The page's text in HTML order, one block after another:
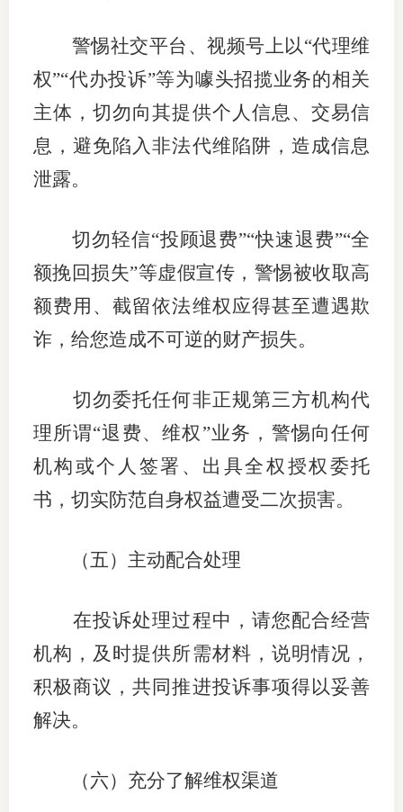
警惕社交平台、视频号上以“代理维
权”“代办投诉”等为噱头招揽业务的相关
主体，切勿向其提供个人信息、交易信
息，避免陷入非法代维陷阱，造成信息
泄露。
切勿轻信“投顾退费”“快速退费”“全
额挽回损失”等虚假宣传，警惕被收取高
额费用、截留依法维权应得甚至遭遇欺
诈，给您造成不可逆的财产损失。
切勿委托任何非正规第三方机构代
理所谓“退费、维权”业务，警惕向任何
机构或个人签署、出具全权授权委托
书，切实防范自身权益遭受二次损害。
（五） 主动配合处理
在投诉处理过程中，请您配合经营
机构，及时提供所需材料，说明情况，
积极商议，共同推进投诉事项得以妥善
解决。
（六）充分了解维权渠道